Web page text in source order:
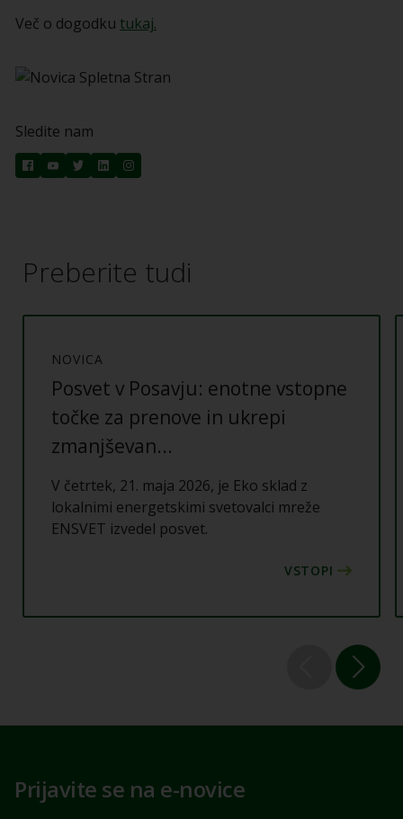
Več o dogodku tukaj.
Sledite nam
Preberite tudi
NOVICA
Posvet v Posavju: enotne vstopne
točke za prenove in ukrepi
zmanjševan...
V četrtek, 21. maja 2026, je Eko sklad z
lokalnimi energetskimi svetovalci mreže
ENSVET izvedel posvet.
Prijavite se na e-novice